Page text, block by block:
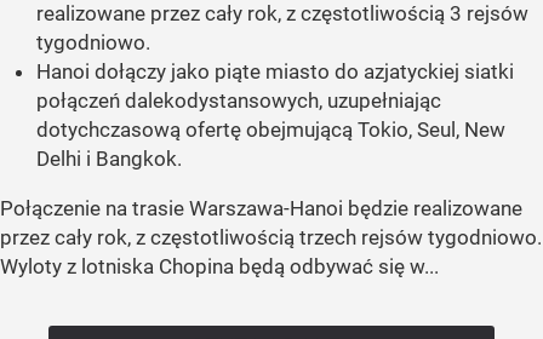
realizowane przez cały rok, z częstotliwością 3 rejsów
tygodniowo.
Hanoi dołączy jako piąte miasto do azjatyckiej siatki
połączeń dalekodystansowych, uzupełniając
dotychczasową ofertę obejmującą Tokio, Seul, New
Delhi i Bangkok.
Połączenie na trasie Warszawa-Hanoi będzie realizowane
przez cały rok, z częstotliwością trzech rejsów tygodniowo.
Wyloty z lotniska Chopina będą odbywać się w...